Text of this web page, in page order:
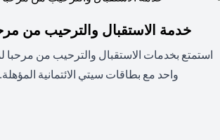
خدمة الاستقبال والترحيب من
استمتع بخدمات الاستقبال والترحيب من مرحبا
واحد مع بطاقات سيتي الائتمانية المؤهلة.